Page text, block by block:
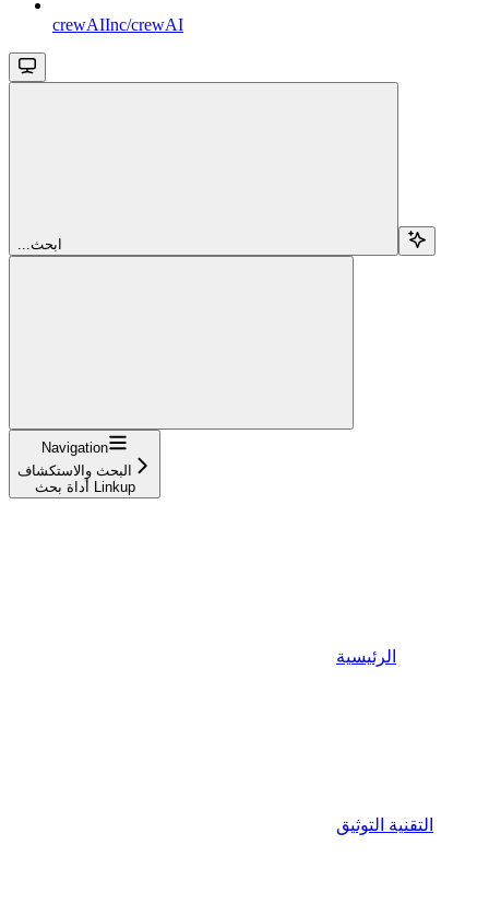
crewAIInc/crewAI
...ابحث
Navigation
البحث والاستكشاف
أداة بحث Linkup
الرئيسية
التقنية التوثيق